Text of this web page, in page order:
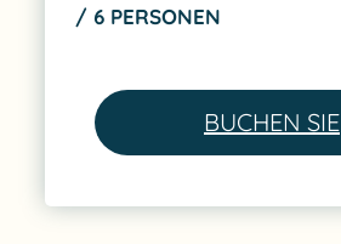
/ 6 PERSONEN
BUCHEN SIE